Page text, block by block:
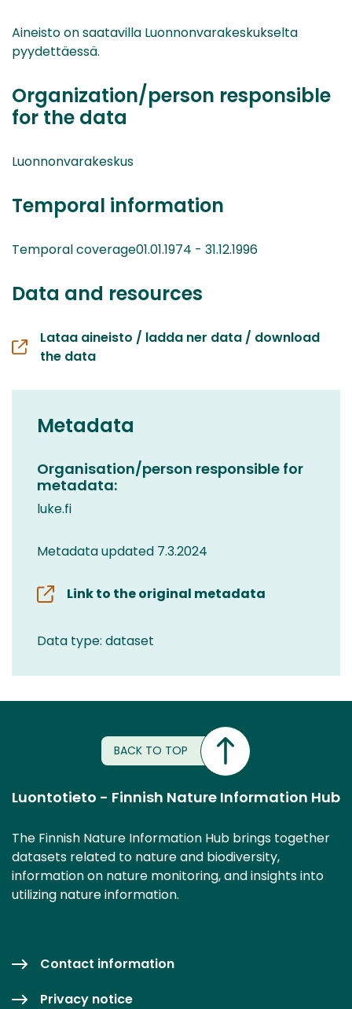
Aineisto on saatavilla Luonnonvarakeskukselta
pyydettäessä.
Organization/person responsible
for the data
Luonnonvarakeskus
Temporal information
Temporal coverage01.01.1974 - 31.12.1996
Data and resources
Lataa aineisto / ladda ner data / download
the data
Metadata
Organisation/person responsible for
metadata:
luke.fi
Metadata updated 7.3.2024
Link to the original metadata
Data type: dataset
BACK TO TOP
Luontotieto - Finnish Nature Information Hub
The Finnish Nature Information Hub brings together
datasets related to nature and biodiversity,
information on nature monitoring, and insights into
utilizing nature information.
Contact information
Privacy notice